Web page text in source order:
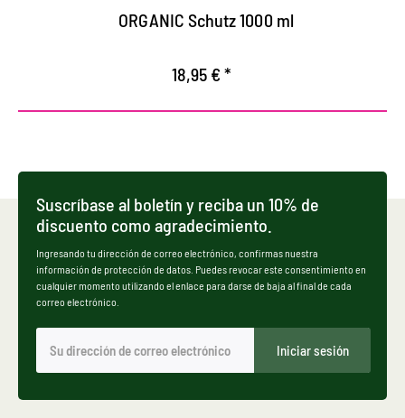
contaminación acuosa, grasienta y aceitosa.
ORGANIC Schutz 1000 ml
18,95 € *
Suscríbase al boletín y reciba un 10% de
discuento como agradecimiento.
Ingresando tu dirección de correo electrónico, confirmas nuestra
información de protección de datos. Puedes revocar este consentimiento en
cualquier momento utilizando el enlace para darse de baja al final de cada
correo electrónico.
Iniciar sesión